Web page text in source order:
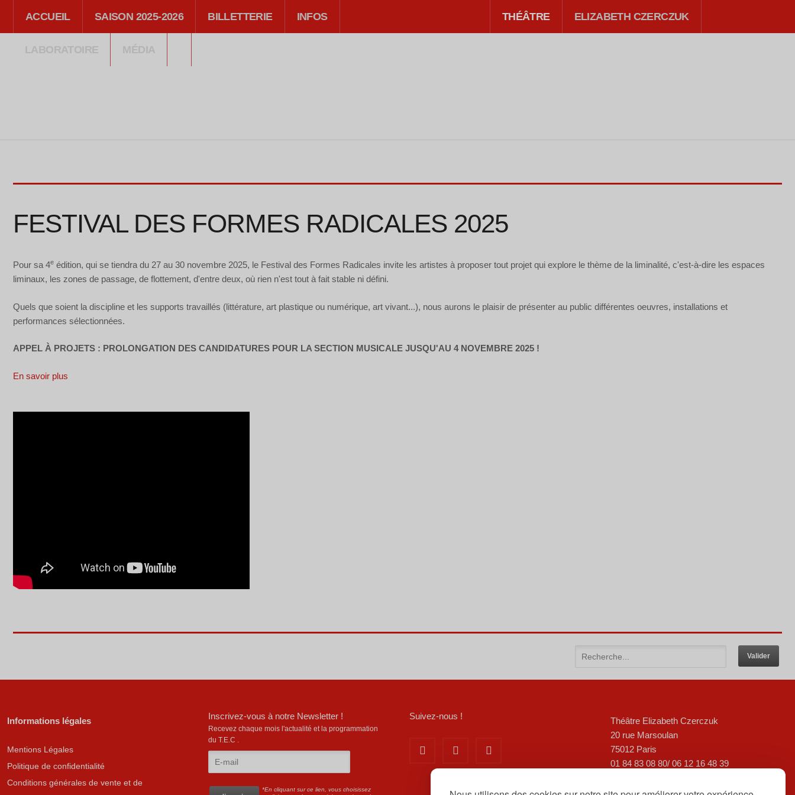
ACCUEIL SAISON 2025-2026 BILLETTERIE INFOS THÉÂTRE ELIZABETH CZERCZUK
LABORATOIRE MÉDIA
FESTIVAL DES FORMES RADICALES 2025
Pour sa 4e édition, qui se tiendra du 27 au 30 novembre 2025, le Festival des Formes Radicales invite les artistes à proposer tout projet qui explore le thème de la liminalité, c'est-à-dire les espaces
liminaux, les zones de passage, de flottement, d'entre deux, où rien n'est tout à fait stable ni défini.
Quels que soient la discipline et les supports travaillés (littérature, art plastique ou numérique, art vivant...), nous aurons le plaisir de présenter au public différentes oeuvres, installations et
performances sélectionnées.
APPEL À PROJETS : PROLONGATION DES CANDIDATURES POUR LA SECTION MUSICALE JUSQU'AU 4 NOVEMBRE 2025 !
En savoir plus
Informations légales
Mentions Légales
Politique de confidentialité
Conditions générales de vente et de
Inscrivez-vous à notre Newsletter !
Recevez chaque mois l'actualité et la programmation
du T.E.C .
*En cliquant sur ce lien, vous choisissez
Suivez-nous !
Théâtre Elizabeth Czerczuk
20 rue Marsoulan
75012 Paris
01 84 83 08 80/ 06 12 16 48 39